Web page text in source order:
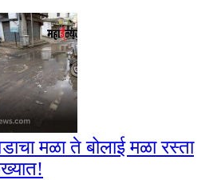
मळा ते बोलाई मळा रस्ता